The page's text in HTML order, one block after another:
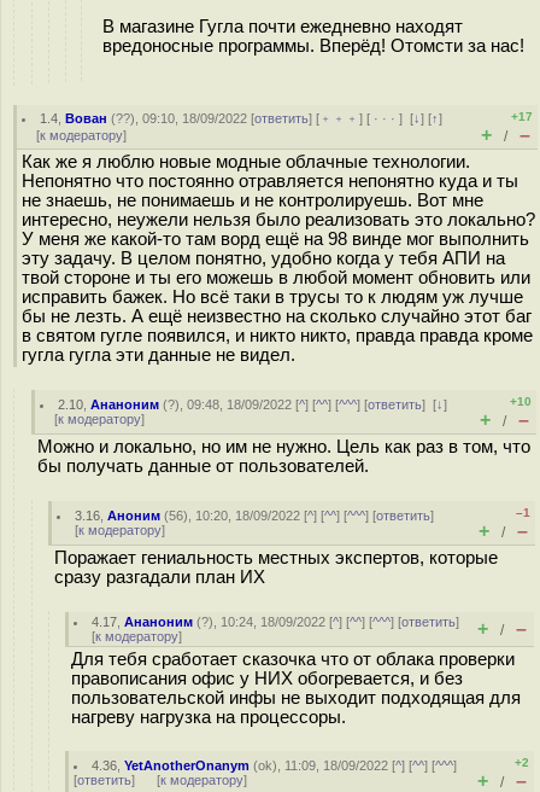
В магазине Гугла почти ежедневно находят
вредоносные программы. Вперёд! Отомсти за нас!
1.4 ,Вован (??), 09:10, 18/09/2022 [ответить] [ ﹢﹢﹢] [ · · ·][↓] [↑]
[к модератору]
+17
+ / –
Как же я люблю новые модные облачные технологии.
Непонятно что постоянно отравляется непонятно куда и ты
не знаешь, не понимаешь и не контролируешь. Вот мне
интересно, неужели нельзя было реализовать это локально?
У меня же какой-то там ворд ещё на 98 винде мог выполнить
эту задачу. В целом понятно, удобно когда у тебя АПИ на
твой стороне и ты его можешь в любой момент обновить или
исправить бажек. Но всё таки в трусы то к людям уж лучше
бы не лезть. А ещё неизвестно на сколько случайно этот баг
в святом гугле появился, и никто никто, правда правда кроме
гугла гугла эти данные не видел.
2.10 ,Ананоним (?), 09:48, 18/09/2022 [^] [^^] [^^^] [ответить][↓]
[к модератору]
+10
+ / –
Можно и локально, но им не нужно. Цель как раз в том, что
бы получать данные от пользователей.
3.16 ,Аноним (56), 10:20, 18/09/2022 [^] [^^] [^^^] [ответить]
[к модератору]
–1
+ / –
Поражает гениальность местных экспертов, которые
сразу разгадали план ИХ
4.17 ,Ананоним (?), 10:24, 18/09/2022 [^] [^^] [^^^] [ответить]
[к модератору] + / –
Для тебя сработает сказочка что от облака проверки
правописания офис у НИХ обогревается, и без
пользовательской инфы не выходит подходящая для
нагреву нагрузка на процессоры.
4.36 ,YetAnotherOnanym (ok), 11:09, 18/09/2022 [^] [^^] [^^^]
[ответить] [к модератору]
+2
+ / –